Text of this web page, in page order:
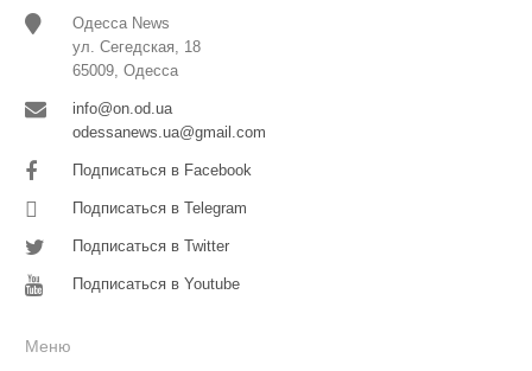
Одесса News
ул. Сегедская, 18
65009, Одесса
info@on.od.ua
odessanews.ua@gmail.com
Подписаться в Facebook
Подписаться в Telegram
Подписаться в Twitter
Подписаться в Youtube
Меню